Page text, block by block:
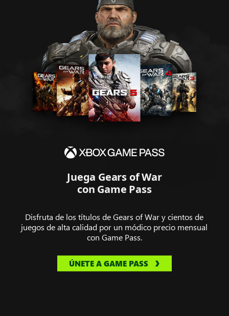
Juega Gears of War
con Game Pass
Disfruta de los títulos de Gears of War y cientos de
juegos de alta calidad por un módico precio mensual
con Game Pass.
ÚNETE A GAME PASS